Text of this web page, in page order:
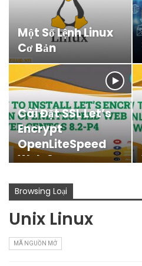
Một Số Lệnh Linux
Cơ Bản
Cài Đặt SSL Let’s
Encrypt
OpenLiteSpeed
Web Server
Browsing Loại
Unix Linux
MÃ NGUỒN MỞ